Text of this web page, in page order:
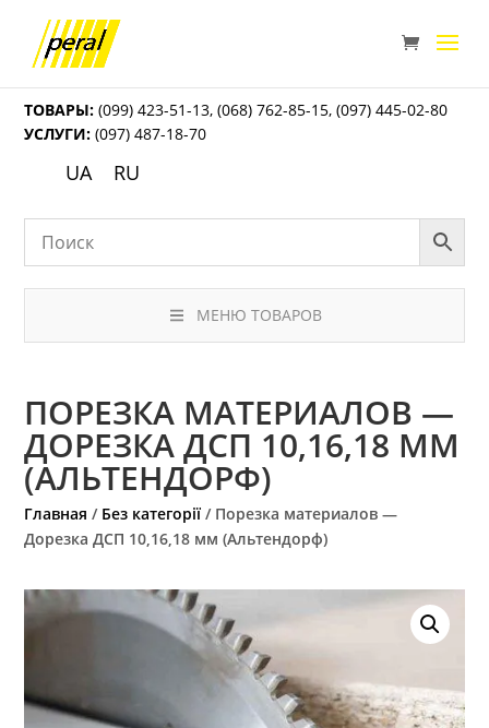
ТОВАРЫ: (099) 423-51-13,(068) 762-85-15,(097) 445-02-80
УСЛУГИ: (097) 487-18-70
UA RU
МЕНЮ ТОВАРОВ
ПОРЕЗКА МАТЕРИАЛОВ —
ДОРЕЗКА ДСП 10,16,18 ММ
(АЛЬТЕНДОРФ)
Главная / Без категорії / Порезка материалов —
Дорезка ДСП 10,16,18 мм (Альтендорф)